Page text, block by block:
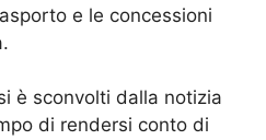
e le concessioni
è sconvolti dalla notizia
di rendersi conto di